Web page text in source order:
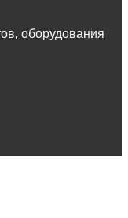
оборудования